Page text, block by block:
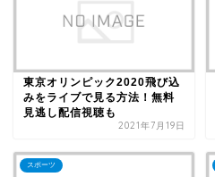
東京オリンピック2020飛び込
みをライブで見る方法！無料
見逃し配信視聴も
2021年7月19日
スポーツ